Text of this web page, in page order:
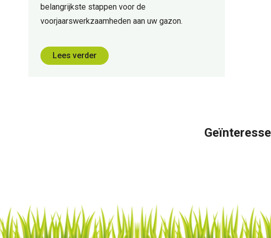
belangrijkste stappen voor de
voorjaarswerkzaamheden aan uw gazon.
Lees verder